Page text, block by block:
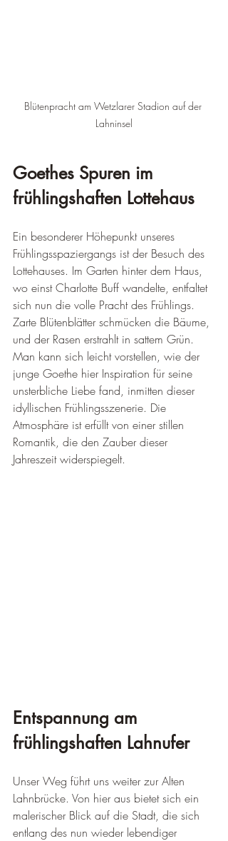
¡
Blütenpracht am Wetzlarer Stadion auf der
Lahninsel
Goethes Spuren im
frühlingshaften Lottehaus
Ein besonderer Höhepunkt unseres
Frühlingsspaziergangs ist der Besuch des
Lottehauses. Im Garten hinter dem Haus,
wo einst Charlotte Buff wandelte, entfaltet
sich nun die volle Pracht des Frühlings.
Zarte Blütenblätter schmücken die Bäume,
und der Rasen erstrahlt in sattem Grün.
Man kann sich leicht vorstellen, wie der
junge Goethe hier Inspiration für seine
unsterbliche Liebe fand, inmitten dieser
idyllischen Frühlingsszenerie. Die
Atmosphäre ist erfüllt von einer stillen
Romantik, die den Zauber dieser
Jahreszeit widerspiegelt.
Entspannung am
frühlingshaften Lahnufer
Unser Weg führt uns weiter zur Alten
Lahnbrücke. Von hier aus bietet sich ein
malerischer Blick auf die Stadt, die sich
entlang des nun wieder lebendiger